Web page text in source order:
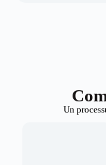
Un